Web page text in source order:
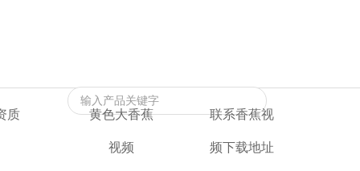
质 黄色大香蕉
视频
联系香蕉视
频下载地址